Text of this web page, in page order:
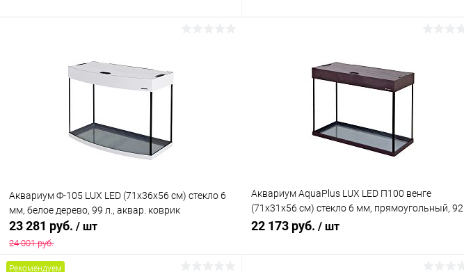
Купить в 1 клик Сравнение
В избранное В наличии
Купить в 1 клик Сравнение
В наличии
Аквариум Ф-105 LUX LED (71х36х56 см) стекло 6
мм, белое дерево, 99 л., аквар. коврик
23 281 руб. / шт
24 001 руб.
Аквариум AquaPlus LUX LED П100 венге
(71х31х56 см) стекло 6 мм, прямоугольный, 92
л., аквар. коврик
22 173 руб. / шт
Рекомендуем